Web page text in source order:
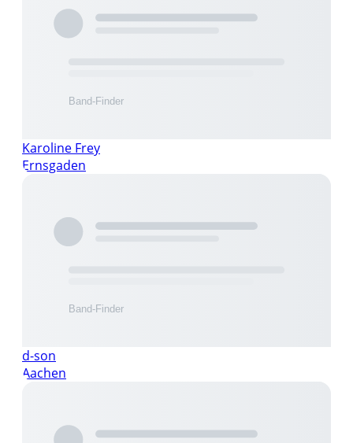
Karoline Frey
Ernsgaden
d-son
Aachen